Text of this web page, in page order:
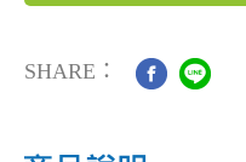
SHARE：